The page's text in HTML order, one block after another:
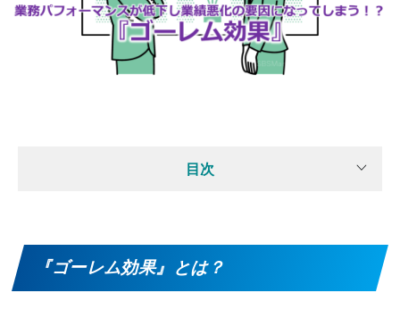
目次
『ゴーレム効果』とは？